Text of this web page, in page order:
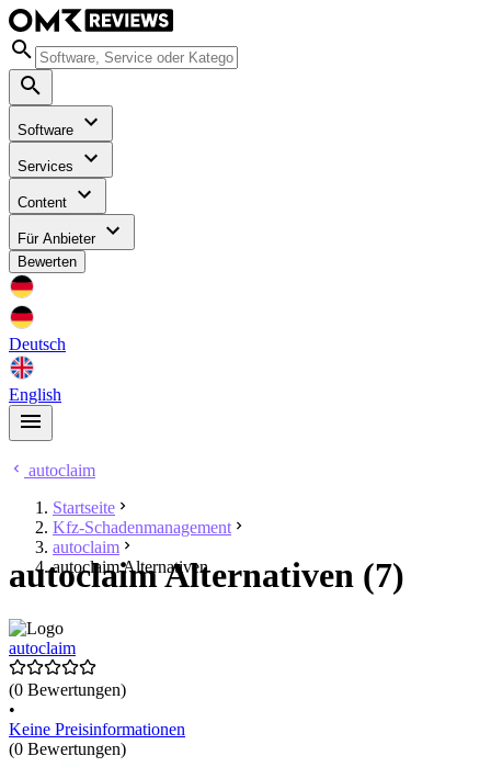
Software
Services
Content
Für Anbieter
Bewerten
Deutsch
English
autoclaim
Startseite
Kfz-Schadenmanagement
autoclaim
autoclaim Alternativen
autoclaim Alternativen (7)
autoclaim
(0 Bewertungen)
•
Keine Preisinformationen
(0 Bewertungen)